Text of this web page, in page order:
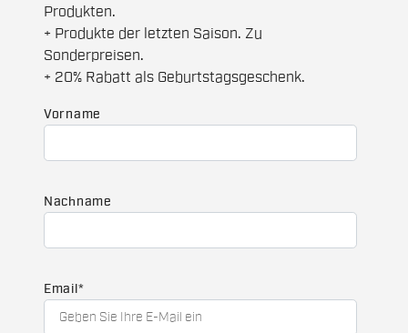
Produkten.
+ Produkte der letzten Saison. Zu
Sonderpreisen.
+ 20% Rabatt als Geburtstagsgeschenk.
Vorname
Nachname
Email *